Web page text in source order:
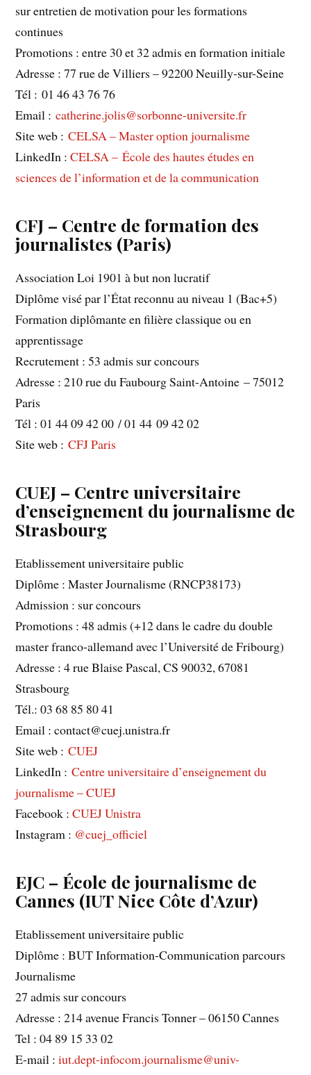
sur entretien de motivation pour les formations
continues
Promotions : entre 30 et 32 admis en formation initiale
Adresse : 77 rue de Villiers – 92200 Neuilly-sur-Seine
Tél : 01 46 43 76 76
Email :catherine.jolis@sorbonne-universite.fr
Site web :CELSA – Master option journalisme
LinkedIn :CELSA – École des hautes études en
sciences de l’information et de la communication
CFJ – Centre de formation des
journalistes (Paris)
Association Loi 1901 à but non lucratif
Diplôme visé par l’État reconnu au niveau 1 (Bac+5)
Formation diplômante en filière classique ou en
apprentissage
Recrutement : 53 admis sur concours
Adresse : 210 rue du Faubourg Saint-Antoine – 75012
Paris
Tél : 01 44 09 42 00 / 01 44 09 42 02
Site web :CFJ Paris
CUEJ – Centre universitaire
d’enseignement du journalisme de
Strasbourg
Etablissement universitaire public
Diplôme : Master Journalisme (RNCP38173)
Admission : sur concours
Promotions : 48 admis (+12 dans le cadre du double
master franco-allemand avec l’Université de Fribourg)
Adresse : 4 rue Blaise Pascal, CS 90032, 67081
Strasbourg
Tél.: 03 68 85 80 41
Email : contact@cuej.unistra.fr
Site web :CUEJ
LinkedIn :Centre universitaire d’enseignement du
journalisme – CUEJ
Facebook :CUEJ Unistra
Instagram : @cuej_officiel
EJC – École de journalisme de
Cannes (IUT Nice Côte d’Azur)
Etablissement universitaire public
Diplôme : BUT Information-Communication parcours
Journalisme
27 admis sur concours
Adresse : 214 avenue Francis Tonner – 06150 Cannes
Tel : 04 89 15 33 02
E-mail :iut.dept-infocom.journalisme@univ-